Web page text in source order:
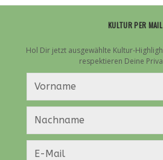
KULTUR PER MAIL
Hol Dir jetzt ausgewählte Kultur-
respektieren Deine